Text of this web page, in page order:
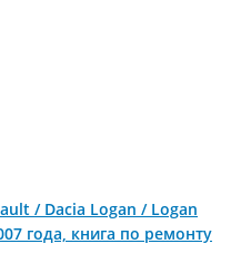
/ Dacia Logan / Logan
года, книга по ремонту